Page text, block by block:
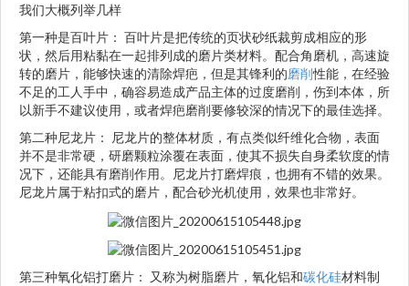
我们大概列举几样
第一种是百叶片： 百叶片是把传统的页状砂纸裁剪成相应的形
状，然后用粘黏在一起排列成的磨片类材料。配合角磨机，高速旋
转的磨片，能够快速的清除焊疤，但是其锋利的磨削性能，在经验
不足的工人手中，确容易造成产品主体的过度磨削，伤到本体，所
以新手不建议使用，或者焊疤磨削要修较深的情况下的最佳选择。
第二种尼龙片： 尼龙片的整体材质，有点类似纤维化合物，表面
并不是非常硬，研磨颗粒涂覆在表面，使其不损失自身柔软度的情
况下，还能具有磨削作用。尼龙片打磨焊痕，也拥有不错的效果。
尼龙片属于粘扣式的磨片，配合砂光机使用，效果也非常好。
第三种氧化铝打磨片： 又称为树脂磨片，氧化铝和碳化硅材料制